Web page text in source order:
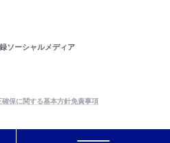
ソーシャルメディア
保に関する基本方針免責事項